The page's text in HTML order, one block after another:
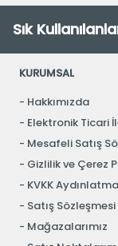
Sık
KURUMSAL
Hakkımızda
Elektronik Ticari
Mesafeli Satış
Gizlilik ve Çerez
KVKK
Satış Sözleşmesi
Mağazalarımız